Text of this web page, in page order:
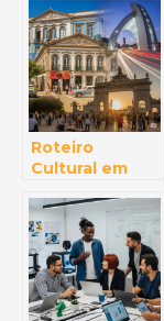
Roteiro Prático
para Resolver a
Vida em SJC
(Contas,
Documentos e
Mais!)
Roteiro
Cultural em
Campos: Uma
Jornada Pela
Arte e História